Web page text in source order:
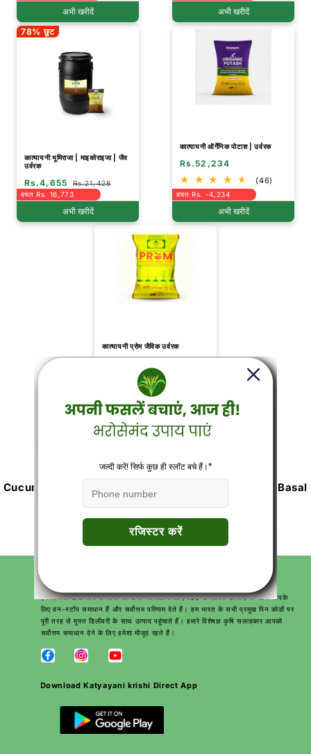
अभी खरीदें अभी खरीदें
78% छूट
कात्यायनी भूमिराजा | माइकोराइजा | जैव
उर्वरक
Rs.4,655
Rs.21,428
बचत Rs. 16,773
अभी खरीदें
कात्यायनी ऑर्गेनिक पोटाश | उर्वरक
Rs.52,234
(46)
बचत Rs. -4,234
अभी खरीदें
कात्यायनी प्रोम जैविक उर्वरक
बचत Rs. -27,832
अभी खरीदें
Cucumber Procurement of Chemical Fertilizers & Basal
Dose Application
हमारे बारे में
हम आपकी खेती और बागवानी की सभी जरूरतों के लिए 100 से अधिक उत्पादों के साथ आपके
लिए वन-स्टॉप समाधान हैं और सर्वोत्तम परिणाम देते हैं। हम भारत के सभी प्रमुख पिन कोडों पर
पूरी तरह से मुफ्त डिलीवरी के साथ उत्पाद पहुंचाते हैं। हमारे विशेषज्ञ कृषि सलाहकार आपको
सर्वोत्तम समाधान देने के लिए हमेशा मौजूद रहते हैं।
Download Katyayani krishi Direct App